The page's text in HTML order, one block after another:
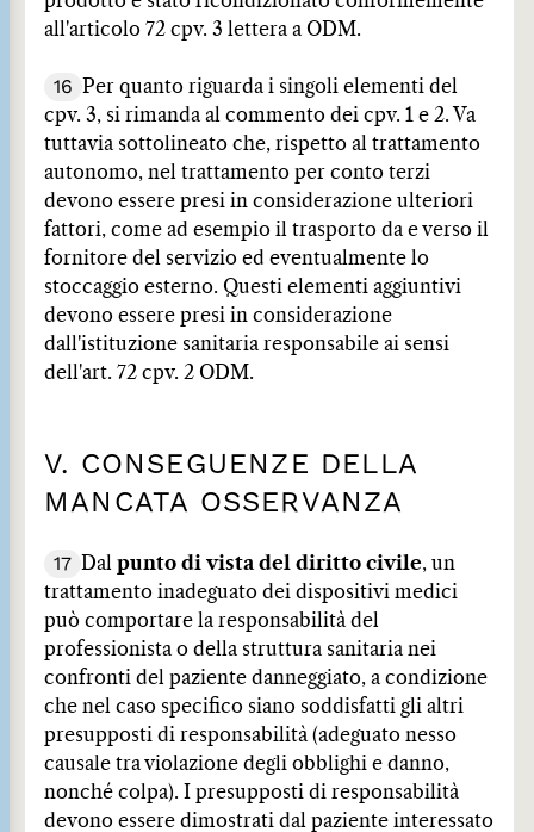
all'articolo 72 cpv. 3 lettera a ODM.
16
Per quanto riguarda i singoli elementi del
cpv. 3, si rimanda al commento dei cpv. 1 e 2. Va
tuttavia sottolineato che, rispetto al trattamento
autonomo, nel trattamento per conto terzi
devono essere presi in considerazione ulteriori
fattori, come ad esempio il trasporto da e verso il
fornitore del servizio ed eventualmente lo
stoccaggio esterno. Questi elementi aggiuntivi
devono essere presi in considerazione
dall'istituzione sanitaria responsabile ai sensi
dell'art. 72 cpv. 2 ODM.
V. CONSEGUENZE DELLA
MANCATA OSSERVANZA
17 Dal punto di vista del diritto civile, un
trattamento inadeguato dei dispositivi medici
può comportare la responsabilità del
professionista o della struttura sanitaria nei
confronti del paziente danneggiato, a condizione
che nel caso specifico siano soddisfatti gli altri
presupposti di responsabilità (adeguato nesso
causale tra violazione degli obblighi e danno,
nonché colpa). I presupposti di responsabilità
devono essere dimostrati dal paziente interessato